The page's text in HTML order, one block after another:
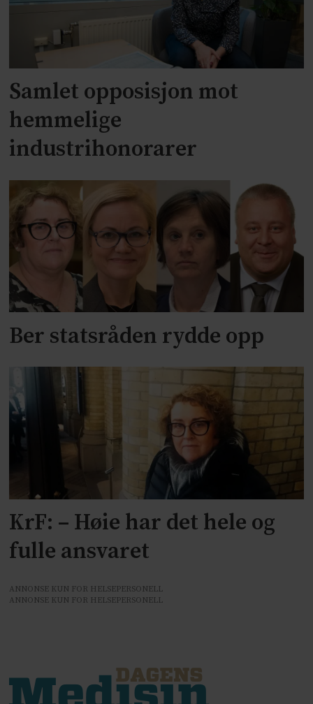
Samlet opposisjon mot
hemmelige
industrihonorarer
Ber statsråden rydde opp
KrF: – Høie har det hele og
fulle ansvaret
ANNONSE KUN FOR HELSEPERSONELL
ANNONSE KUN FOR HELSEPERSONELL